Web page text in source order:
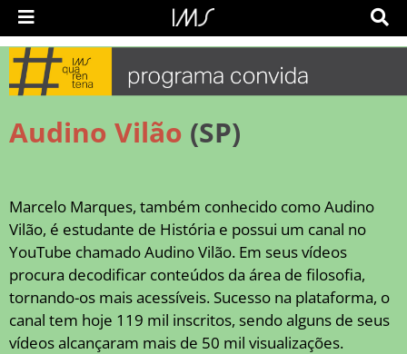
Audino Vilão (SP)
Marcelo Marques, também conhecido como Audino
Vilão, é estudante de História e possui um canal no
YouTube chamado Audino Vilão. Em seus vídeos
procura decodificar conteúdos da área de filosofia,
tornando-os mais acessíveis. Sucesso na plataforma, o
canal tem hoje 119 mil inscritos, sendo alguns de seus
vídeos alcançaram mais de 50 mil visualizações.